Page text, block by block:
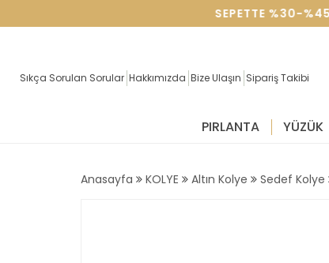
SEVGILILER GÜNÜNE ÖZEL SEPETTE %30-
Sıkça Sorulan Sorular Hakkımızda Bize Ulaşın Sipariş Takibi
PIRLANTA YÜZÜK
Anasayfa KOLYE Altın Kolye Sedef Kolye